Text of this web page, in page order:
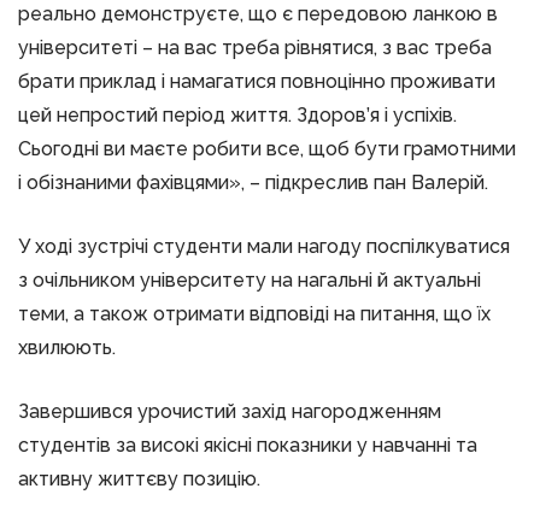
реально демонструєте, що є передовою ланкою в
університеті – на вас треба рівнятися, з вас треба
брати приклад і намагатися повноцінно проживати
цей непростий період життя. Здоров’я і успіхів.
Сьогодні ви маєте робити все, щоб бути грамотними
і обізнаними фахівцями», – підкреслив пан Валерій.
У ході зустрічі студенти мали нагоду поспілкуватися
з очільником університету на нагальні й актуальні
теми, а також отримати відповіді на питання, що їх
хвилюють.
Завершився урочистий захід нагородженням
студентів за високі якісні показники у навчанні та
активну життєву позицію.